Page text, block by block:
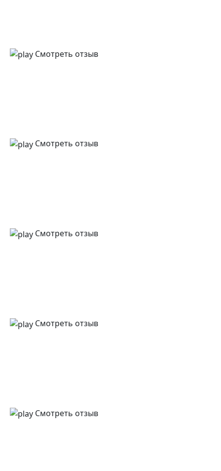
Смотреть отзыв
Смотреть отзыв
Смотреть отзыв
Смотреть отзыв
Смотреть отзыв